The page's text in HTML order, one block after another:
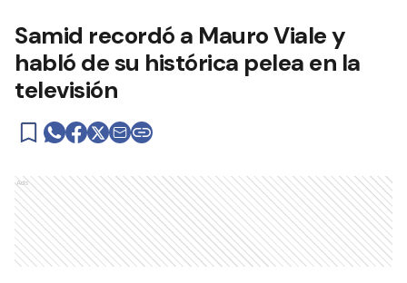
Samid recordó a Mauro Viale y
habló de su histórica pelea en la
televisión
Ads